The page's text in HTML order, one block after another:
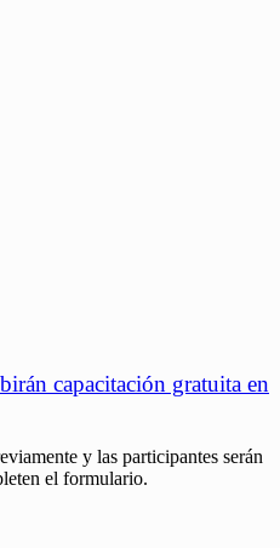
capacitación gratuita en
y las participantes serán
el formulario.